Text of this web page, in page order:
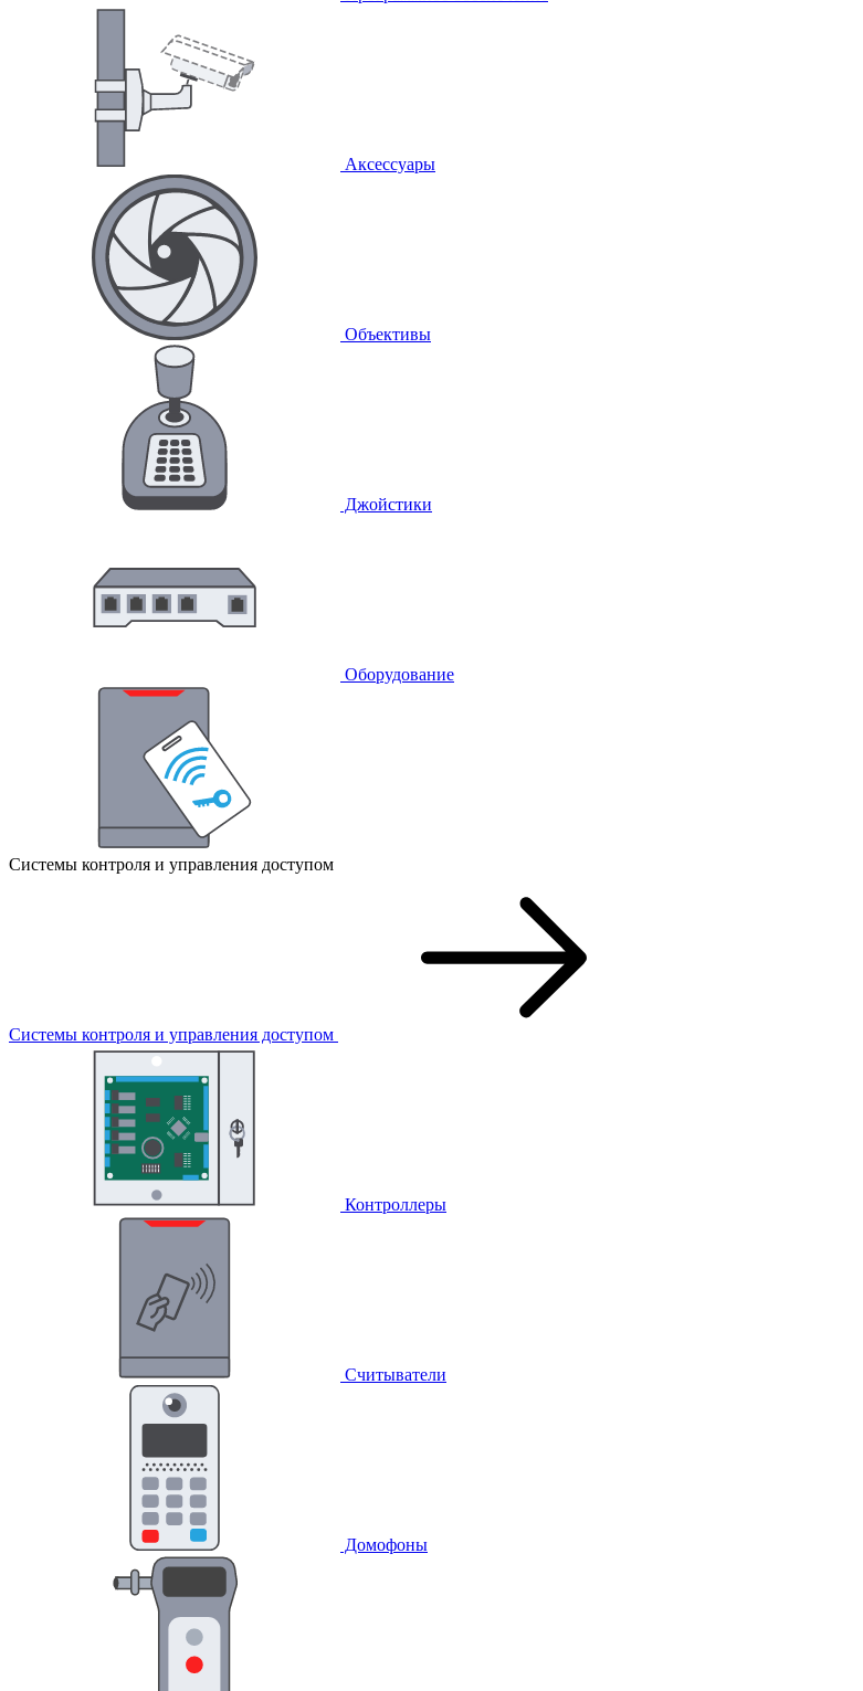
Аксессуары
Объективы
Джойстики
Оборудование
Системы контроля и управления доступом
Системы контроля и управления доступом
Контроллеры
Считыватели
Домофоны